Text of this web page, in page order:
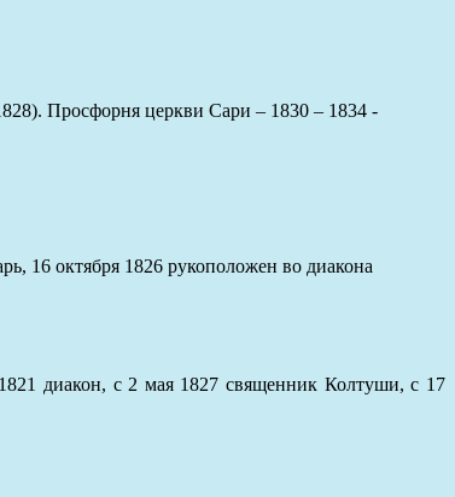
Просфорня церкви Сари – 1830 – 1834 -
16 октября 1826 рукоположен во диакона
диакон, с 2 мая 1827 священник Колтуши, с 17